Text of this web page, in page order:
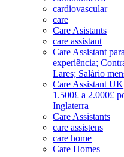
cardiovascular
care
Care Asistants
care assistant
Care Assistant
experiência;
Lares; Salário
Care Assistant
1.500£ a 2.000£
Inglaterra
Care Assistants
care assistens
care home
Care Homes